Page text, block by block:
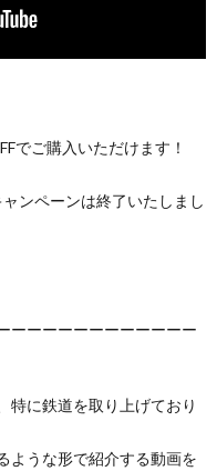
でご購入いただけます！
ンペーンは終了いたしまし
ーーーーーーーーーーーー
特に鉄道を取り上げており
ような形で紹介する動画を